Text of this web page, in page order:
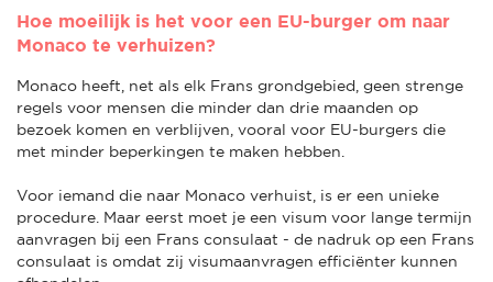
Hoe moeilijk is het voor een EU-burger om naar
Monaco te verhuizen?
Monaco heeft, net als elk Frans grondgebied, geen strenge
regels voor mensen die minder dan drie maanden op
bezoek komen en verblijven, vooral voor EU-burgers die
met minder beperkingen te maken hebben.
Voor iemand die naar Monaco verhuist, is er een unieke
procedure. Maar eerst moet je een visum voor lange termijn
aanvragen bij een Frans consulaat - de nadruk op een Frans
consulaat is omdat zij visumaanvragen efficiënter kunnen